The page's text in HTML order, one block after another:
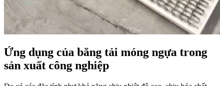
Ứng dụng của băng tải móng ngựa trong
sản xuất công nghiệp